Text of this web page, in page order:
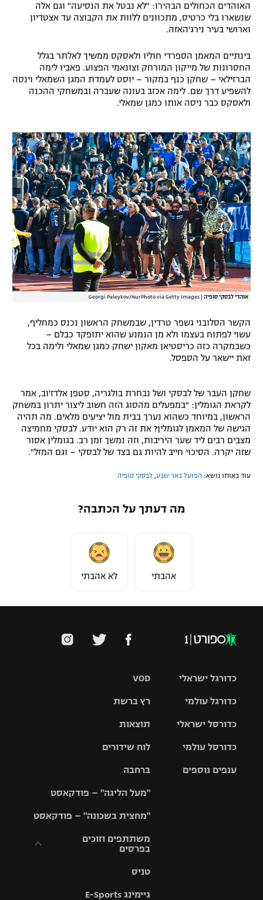
תנאי שימוש
מדיניות פרטיות
תקנון פעילות ספורט 1
הצטרפות לחבילת הערוצים
לוח דרושים – ג'ובנט
תגיות
המגזין
ספורט אתגרי ואקסטרים
גיימינג E-Sports
האוהדים הכחולים הבהירו: "לא נבטל את הנסיעה" וגם אלה
שנשארו בלי כרטיס, מתכוונים ללוות את הקבוצה עד אצטדיון
וארושי בעיר נירג'האזה.
בינתיים המאמן הספרדי חוליו ולאסקס ממשיך לאלתר בגלל
החסרונות של מייקון המורחק וצונאמי הפצוע. פאביו לימה
הברזילאי – שחקן כנף במקור – יוסט לעמדת המגן השמאלי וינסה
להשפיע דרך שם. לימה אכזב בעונה שעברה ובמשחקי ההכנה
ולאסקס כבר ניסה אותו כמגן שמאלי.
אוהדי לבסקי סופיה Georgi Paleykov/NurPhoto via Getty Images
הקשר הסלובני גשפר טרדין, שבמשחק הראשון נכנס כמחליף,
עשוי לפתוח בעצמו ולא מן הנמנע שהוא יתופקד כבלם –
כשבמקרה כזה כריסטיאן מאקון ישחק כמגן שמאלי ולימה בכל
זאת יישאר על הספסל.
שחקן העבר של לבסקי ושל נבחרת בולגריה, סטפן אלדז'וב, אמר
לקראת הגומלין: "במפעלים מהסוג הזה חשוב ליצור יתרון במשחק
הראשון, במיוחד כשהוא נערך בבית מול יציעים מלאים. מה תהיה
הגישה של המאמן לגומלין? את זה רק הוא יודע. לבסקי מחמיצה
מצבים רבים ליד שער היריבות, וזה נמשך זמן רב. בגומלין אסור
שזה יקרה. הסיכוי חייב להיות גם בצד של לבסקי – וגם המזל".
עוד באותו נושא: הפועל באר שבע לבסקי סופיה
מה דעתך על הכתבה?
אהבתי לא אהבתי
VOD
רץ ברשת
תוצאות
לוח שידורים
ברחבה
"מעל הליגה" – פודקאסט
"מחצית בשכונה" – פודקאסט
משתתפים וזוכים
בפרסים
וזוכים בפרסים
טניס
גיימינג E-Sports
כדורגל ישראלי
גביע הטוטו
כדורגל עולמי
האלופות
ליגה
כדורסל ישראלי
סל
כדורסל עולמי
ענפים נוספים